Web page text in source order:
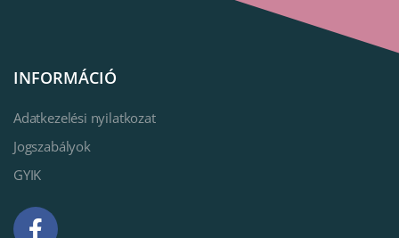
INFORMÁCIÓ
Adatkezelési nyilatkozat
Jogszabályok
GYIK